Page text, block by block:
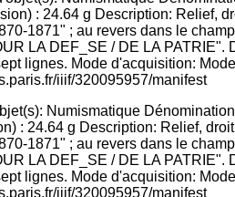
Numismatique
: 24.64 g Description: Relief,
1871" ; au revers dans le
LA DEF_SE / DE LA PATRIE".
lignes. Mode d'acquisition:
iiif/320095957/manifest